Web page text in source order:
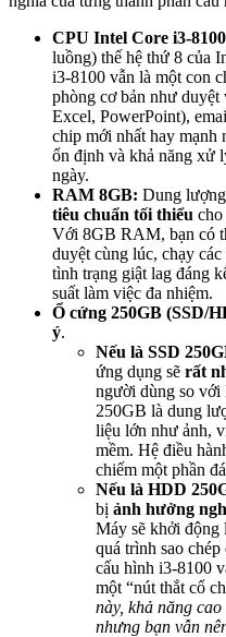
CPU Intel Core i3-
luồng) thế hệ thứ 8 của
i3-8100 vẫn là một con
phòng cơ bản như
Excel, PowerPoint),
chip mới nhất hay mạnh
ổn định và khả năng xử
ngày.
RAM 8GB: Dung
tiêu chuẩn tối thiểu cho
Với 8GB RAM, bạn có
duyệt cùng lúc, chạy
tình trạng giật lag đáng
suất làm việc đa nhiệm.
Ổ cứng 250GB (SSD/
ý.
Nếu là SSD
ứng dụng sẽ rất
người dùng so
250GB là dung
liệu lớn như ảnh,
mềm. Hệ điều
chiếm một phần
Nếu là HDD
bị ảnh hưởng
Máy sẽ khởi động
quá trình sao
cấu hình i3-8100
một “nút thắt cổ
này, khả năng
nhưng bạn vẫn